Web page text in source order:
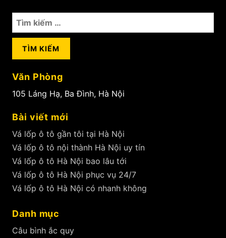
Tìm
kiếm
cho:
Văn Phòng
105 Láng Hạ, Ba Đình, Hà Nội
Bài viết mới
Vá lốp ô tô gần tôi tại Hà Nội
Vá lốp ô tô nội thành Hà Nội uy tín
Vá lốp ô tô Hà Nội bao lâu tới
Vá lốp ô tô Hà Nội phục vụ 24/7
Vá lốp ô tô Hà Nội có nhanh không
Danh mục
Câu bình ắc quy